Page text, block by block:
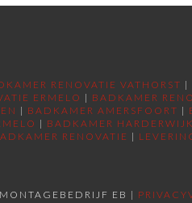
RENOVATIE VATHORST |
ERMELO | BADKAMER
| BADKAMER AMERSFOORT |
| BADKAMER HARDERWIJK
RENOVATIE |
EB |